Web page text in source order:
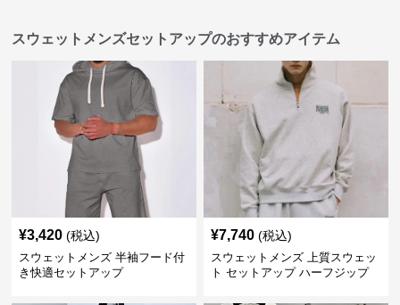
スウェットメンズセットアップのおすすめアイテム
¥3,420 (税込)
スウェットメンズ 半袖フード付
き快適セットアップ
¥7,740 (税込)
スウェットメンズ 上質スウェッ
ト セットアップ ハーフジップ